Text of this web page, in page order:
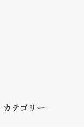
カテゴリー